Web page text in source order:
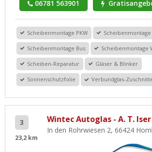
06781 563901
Scheibenmontage PKW Scheibenmontage
Scheibenmontage Bus Scheibenmontage
Scheiben-Reparatur Gläser & Blinker
Sonnenschutzfolie Verbundglas-
3
23,2 km
Wintec Autoglas - A. T.
In den Rohrwiesen 2, 66424